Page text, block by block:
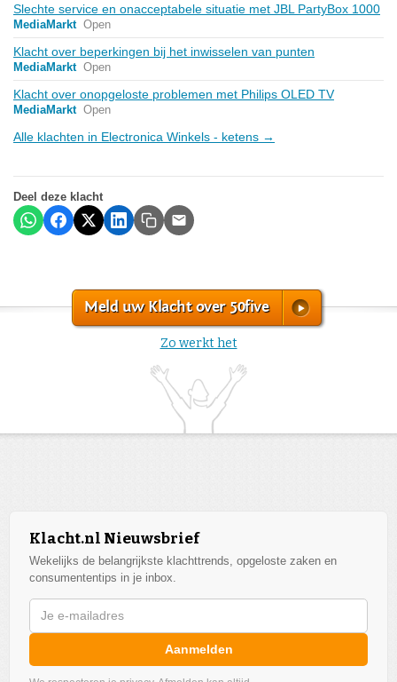
Slechte service en onacceptabele situatie met JBL PartyBox 1000
MediaMarkt Open
Klacht over beperkingen bij het inwisselen van punten
MediaMarkt Open
Klacht over onopgeloste problemen met Philips OLED TV
MediaMarkt Open
Alle klachten in Electronica Winkels - ketens →
Deel deze klacht
Meld uw Klacht over 50five
Zo werkt het
Klacht.nl Nieuwsbrief
Wekelijks de belangrijkste klachttrends, opgeloste zaken en
consumententips in je inbox.
Aanmelden